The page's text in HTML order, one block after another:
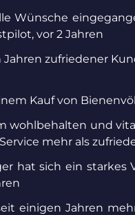
Wünsche
vor 2 Jahren
Jahren zufriedener
Kauf von
wohlbehalten und
mehr als
hat sich ein
einigen Jahren